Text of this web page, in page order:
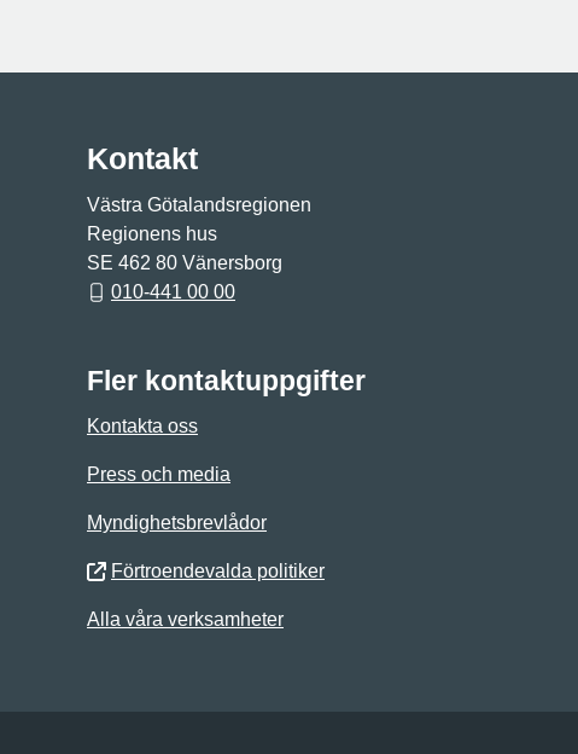
Kontakt
Västra Götalandsregionen
Regionens hus
SE 462 80 Vänersborg
010-441 00 00
Fler kontaktuppgifter
Kontakta oss
Press och media
Myndighetsbrevlådor
Förtroendevalda politiker
Alla våra verksamheter